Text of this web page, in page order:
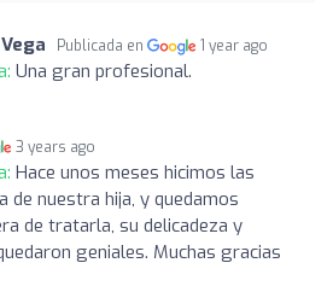
Publicada en 1 year ago
Una gran profesional.
3 years ago
Hace unos meses hicimos las
de nuestra hija, y quedamos
de tratarla, su delicadeza y
geniales. Muchas gracias